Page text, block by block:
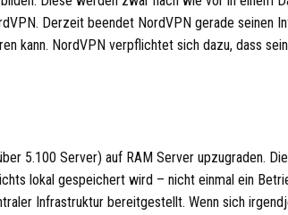
Derzeit beendet NordVPN gerade seinen
kann. NordVPN verpflichtet sich dazu, dass
5.100 Server) auf RAM Server upzugraden.
lokal gespeichert wird – nicht einmal ein
Infrastruktur bereitgestellt. Wenn sich